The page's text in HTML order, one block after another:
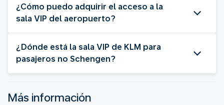
¿Cómo puedo adquirir el acceso a la
sala VIP del aeropuerto?
¿Dónde está la sala VIP de KLM para
pasajeros no Schengen?
Más información